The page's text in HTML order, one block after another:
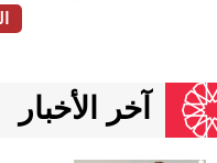
آخر الأخبار